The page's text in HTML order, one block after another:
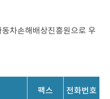
차손해배상진흥원으로 우
팩스 전화번호